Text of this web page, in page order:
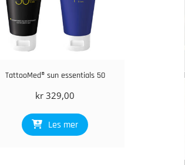
TattooMed® sun essentials 50
kr 329,00
Les mer